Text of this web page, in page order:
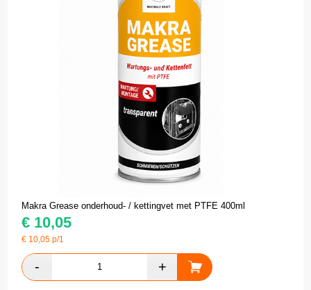
Makra Grease onderhoud- / kettingvet met PTFE 400ml
€ 10,05
€ 10,05 p/1